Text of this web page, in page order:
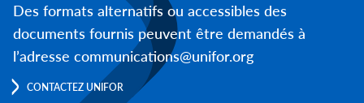
Des formats alternatifs ou accessibles des
documents fournis peuvent être demandés à
l’adresse communications@unifor.org
CONTACTEZ UNIFOR